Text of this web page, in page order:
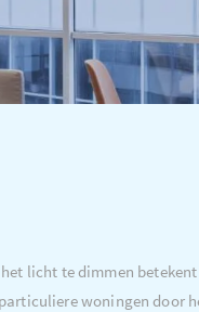
licht te dimmen
woningen door